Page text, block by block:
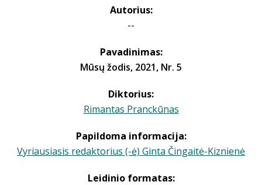
Autorius:
--
Pavadinimas:
Mūsų žodis, 2021, Nr. 5
Diktorius:
Rimantas Pranckūnas
Papildoma informacija:
Vyriausiasis redaktorius (-ė) Ginta Čingaitė-Kiznienė
Leidinio formatas: